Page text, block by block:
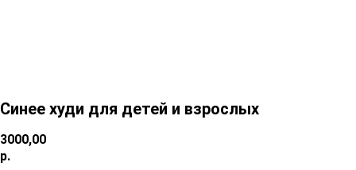
Синее худи для детей и взрослых
3000,00
р.